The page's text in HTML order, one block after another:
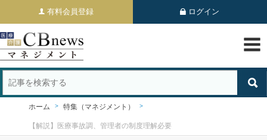
有料会員登録 ログイン
ホーム 特集（マネジメント）
【解説】医療事故調、管理者の制度理解必要